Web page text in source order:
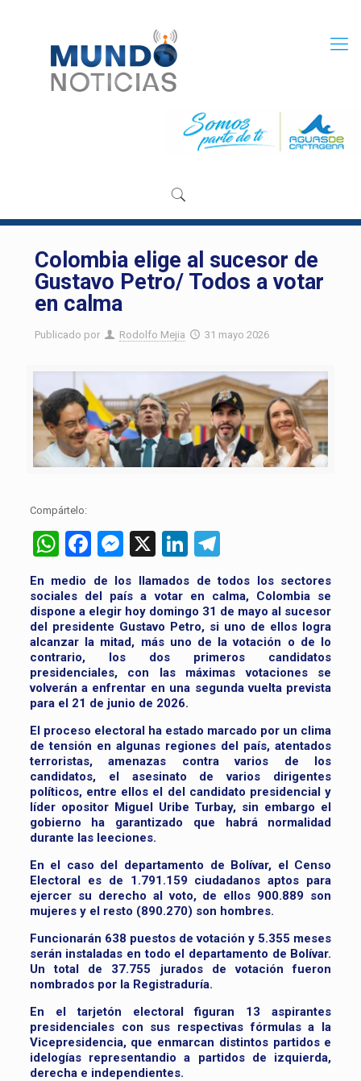
Colombia elige al sucesor de
Gustavo Petro/ Todos a votar
en calma
Publicado por Rodolfo Mejia 31 mayo 2026
Compártelo:
WhatsApp
Facebook
Messenger
X LinkedIn
Telegram
En medio de los llamados de todos los sectores
sociales del país a votar en calma, Colombia se
dispone a elegir hoy domingo 31 de mayo al sucesor
del presidente Gustavo Petro, si uno de ellos logra
alcanzar la mitad, más uno de la votación o de lo
contrario, los dos primeros candidatos
presidenciales, con las máximas votaciones se
volverán a enfrentar en una segunda vuelta prevista
para el 21 de junio de 2026.
El proceso electoral ha estado marcado por un clima
de tensión en algunas regiones del país, atentados
terroristas, amenazas contra varios de los
candidatos, el asesinato de varios dirigentes
políticos, entre ellos el del candidato presidencial y
líder opositor Miguel Uribe Turbay, sin embargo el
gobierno ha garantizado que habrá normalidad
durante las leeciones.
En el caso del departamento de Bolívar, el Censo
Electoral es de 1.791.159 ciudadanos aptos para
ejercer su derecho al voto, de ellos 900.889 son
mujeres y el resto (890.270) son hombres.
Funcionarán 638 puestos de votación y 5.355 meses
serán instaladas en todo el departamento de Bolívar.
Un total de 37.755 jurados de votación fueron
nombrados por la Registraduría.
En el tarjetón electoral figuran 13 aspirantes
presidenciales con sus respectivas fórmulas a la
Vicepresidencia, que enmarcan distintos partidos e
idelogías representandio a partidos de izquierda,
derecha e independientes.